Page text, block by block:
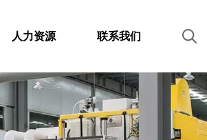
人力资源 联系我们